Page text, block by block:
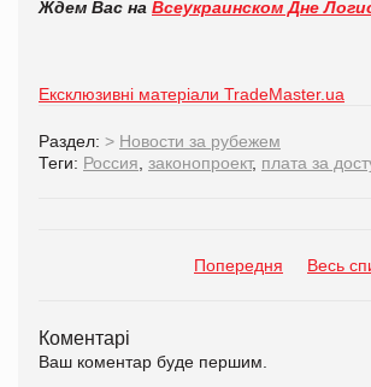
Ждем Вас на Всеукраинском Дне
Ексклюзивні матеріали TradeMaster.ua
Раздел: > Новости за рубежем
Теги: Россия законопроект, плата за
Попередня Весь
Коментарі
Ваш коментар буде першим.